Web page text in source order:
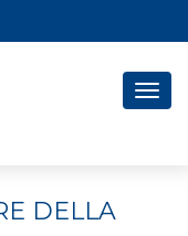
DELLA